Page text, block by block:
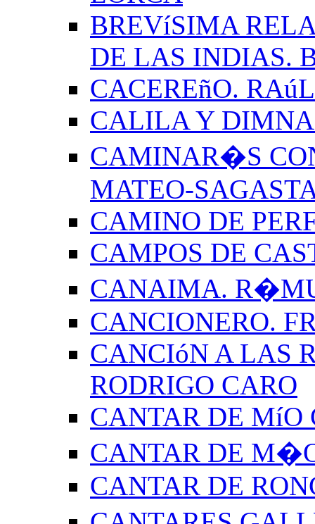
BREVíSIMA
DE LAS INDIAS.
CACEREñO.
CALILA Y
CAMINAR�S
MATEO-
CAMINO DE
CAMPOS DE
CANAIMA.
CANCIONERO.
CANCIóN A LAS
RODRIGO CARO
CANTAR DE MíO
CANTAR DE
CANTAR DE